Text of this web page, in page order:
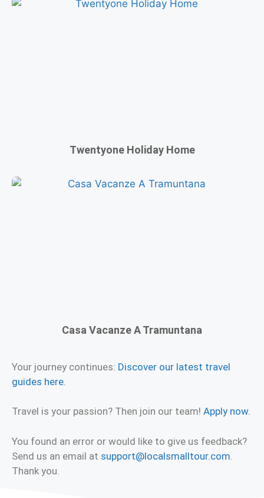
Twentyone Holiday Home
Casa Vacanze A Tramuntana
Your journey continues: Discover our latest travel
guides here.
Travel is your passion? Then join our team! Apply now.
You found an error or would like to give us feedback?
Send us an email at support@localsmalltour.com
Thank you.